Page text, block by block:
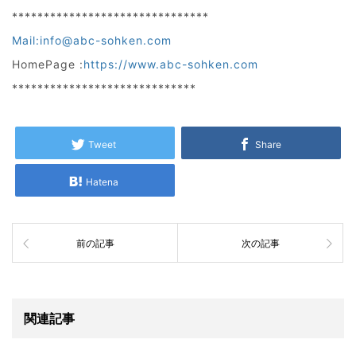
*******************************
Mail:info@abc-sohken.com
HomePage :https://www.abc-sohken.com
*****************************
Tweet Share
Hatena
前の記事 次の記事
関連記事